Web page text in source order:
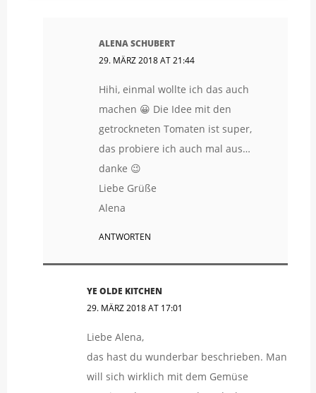
ALENA SCHUBERT
29. MÄRZ 2018 AT 21:44
Hihi, einmal wollte ich das auch
machen 😀 Die Idee mit den
getrockneten Tomaten ist super,
das probiere ich auch mal aus…
danke 😉
Liebe Grüße
Alena
ANTWORTEN
YE OLDE KITCHEN
29. MÄRZ 2018 AT 17:01
Liebe Alena,
das hast du wunderbar beschrieben. Man
will sich wirklich mit dem Gemüse